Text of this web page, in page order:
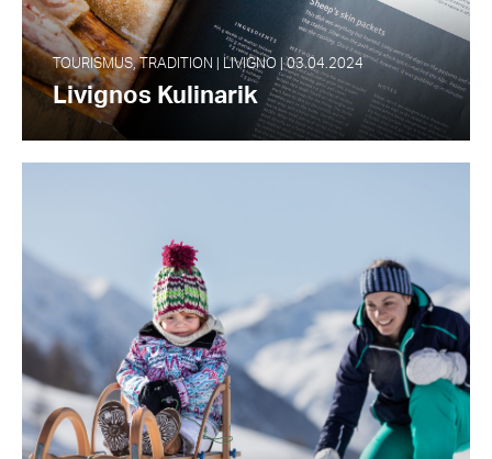
TOURISMUS, TRADITION | LIVIGNO | 03.04.2024
Livignos Kulinarik